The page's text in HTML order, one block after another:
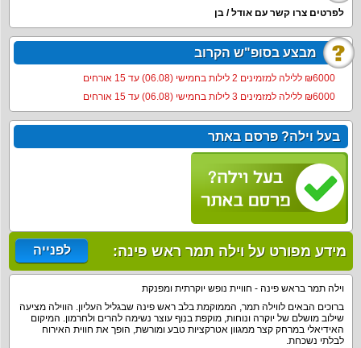
לפרטים צרו קשר עם אודל / בן
מבצע בסופ"ש הקרוב
6000‏₪ ללילה למזמינים 2 לילות בחמישי (06.08) עד 15 אורחים
6000‏₪ ללילה למזמינים 3 לילות בחמישי (06.08) עד 15 אורחים
בעל וילה? פרסם באתר
מידע מפורט על וילה תמר ראש פינה: לפנייה
וילה תמר בראש פינה - חוויית נופש יוקרתית ומפנקת
ברוכים הבאים לווילה תמר, הממוקמת בלב ראש פינה שבגליל העליון. הווילה מציעה
שילוב מושלם של יוקרה ונוחות, מוקפת בנוף עוצר נשימה להרים ולחרמון. המיקום
האידיאלי במרחק קצר ממגוון אטרקציות טבע ומורשת, הופך את חווית האירוח
לבלתי נשכחת.